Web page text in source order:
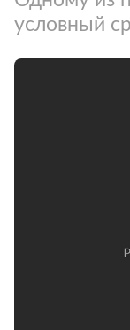
условный